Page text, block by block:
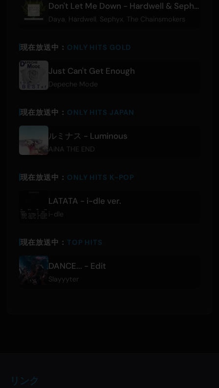
Don't Let Me Down - Hardwell & Sephyx Remix
Daya Hardwell Sephyx The Chainsmokers
現在放送中： ONLY HITS GOLD
Just Can't Get Enough
Depeche Mode
現在放送中： ONLY HITS JAPAN
ルミナス - Luminous
AiNA THE END
現在放送中： ONLY HITS K-POP
LATATA - i-dle ver.
i-dle
現在放送中： TOP HITS
DANCE... - Edit
Slayyyter
リンク